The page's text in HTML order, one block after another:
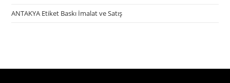
ANTAKYA Etiket Baskı İmalat ve Satış